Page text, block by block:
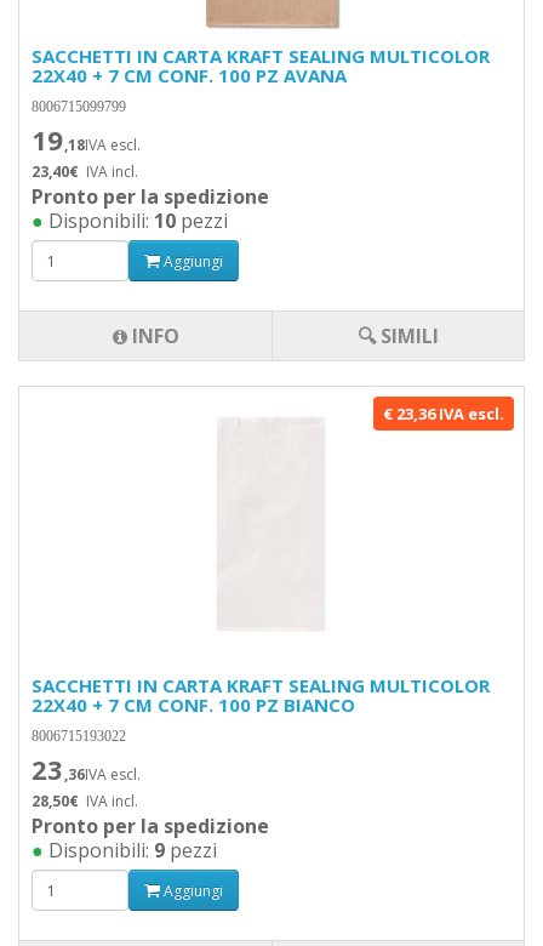
SACCHETTI IN CARTA KRAFT SEALING MULTICOLOR
22X40 + 7 CM CONF. 100 PZ AVANA
8006715099799
19,18IVA escl.
23,40€ IVA incl.
Pronto per la spedizione
● Disponibili: 10 pezzi
Aggiungi
INFO 🔍 SIMILI
€ 23,36 IVA escl.
SACCHETTI IN CARTA KRAFT SEALING MULTICOLOR
22X40 + 7 CM CONF. 100 PZ BIANCO
8006715193022
23,36IVA escl.
28,50€ IVA incl.
Pronto per la spedizione
● Disponibili: 9 pezzi
Aggiungi